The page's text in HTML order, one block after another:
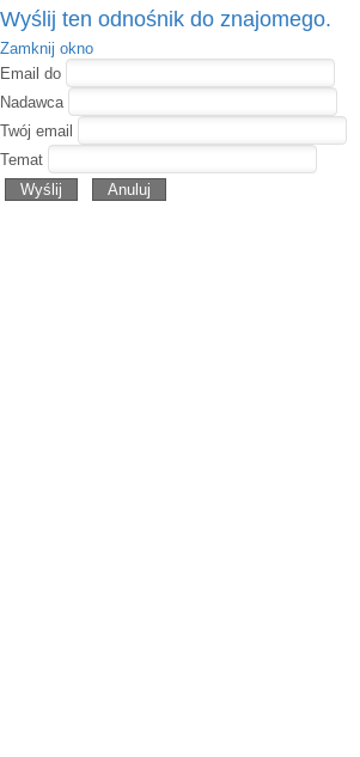
Wyślij ten odnośnik do znajomego.
Zamknij okno
Email do
Nadawca
Twój email
Temat
Wyślij
Anuluj